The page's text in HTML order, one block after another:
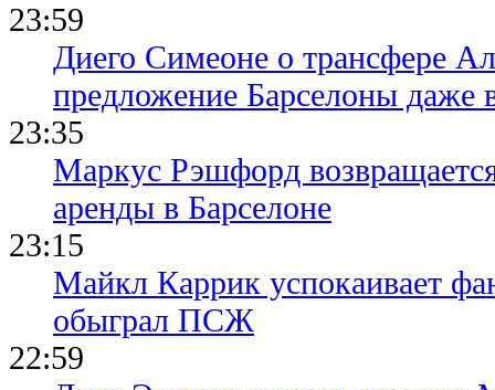
23:59
Диего Симеоне о трансфере
предложение Барселоны даже
23:35
Маркус Рэшфорд
аренды в Барселоне
23:15
Майкл Каррик успокаивает
обыграл ПСЖ
22:59